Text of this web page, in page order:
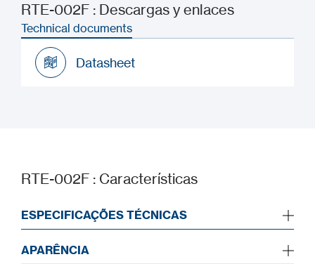
RTE-002F : Descargas y enlaces
Technical documents
Datasheet
RTE-002F : Características
ESPECIFICAÇÕES TÉCNICAS
APARÊNCIA